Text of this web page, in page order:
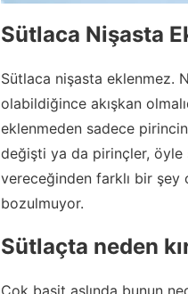
Sütlaca Nişasta
Sütlaca nişasta eklenmez.
olabildiğince akışkan
eklenmeden sadece
değişti ya da pirinçler,
vereceğinden farklı bir şey
bozulmuyor.
Sütlaçta neden